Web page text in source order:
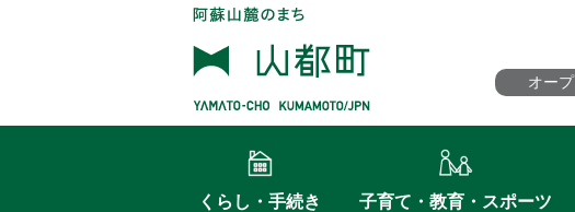
オー
くらし・手続き 子育て・教育・スポーツ